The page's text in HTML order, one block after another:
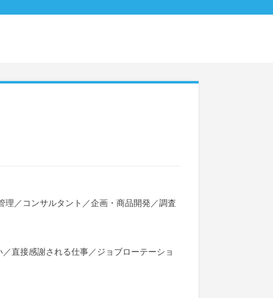
理 ／ コンサルタント ／企画・商品開発 ／調査
／直接感謝される仕事／ジョブローテーショ